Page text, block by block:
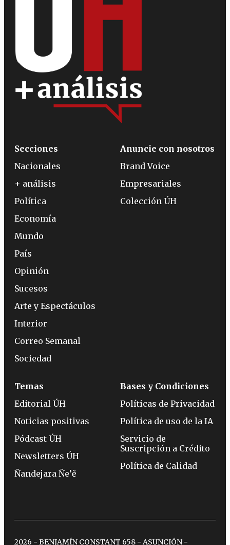
Secciones
Nacionales
+ análisis
Política
Economía
Mundo
País
Opinión
Sucesos
Arte y Espectáculos
Interior
Correo Semanal
Sociedad
Anuncie con nosotros
Brand Voice
Empresariales
Colección ÚH
Temas
Editorial ÚH
Noticias positivas
Pódcast ÚH
Newsletters ÚH
Ñandejara Ñe’ẽ
Bases y Condiciones
Políticas de Privacidad
Política de uso de la IA
Servicio de
Suscripción a Crédito
Política de Calidad
2026 - BENJAMÍN CONSTANT 658 - ASUNCIÓN -